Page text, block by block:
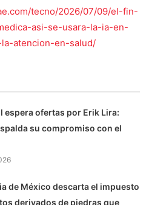
tecno/2026/07/09/el-fin-
asi-se-usara-la-ia-en-
atencion-en-salud/
espera ofertas por Erik Lira:
su compromiso con el
de México descarta el impuesto
derivados de piedras que